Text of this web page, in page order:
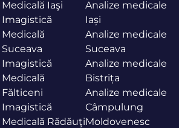
Medicală Iaşi
Imagistică
Medicală
Suceava
Imagistică
Medicală
Fălticeni
Imagistică
Medicală Rădăuţi
Analize medicale
Iași
Analize medicale
Suceava
Analize medicale
Bistrița
Analize medicale
Câmpulung
Moldovenesc